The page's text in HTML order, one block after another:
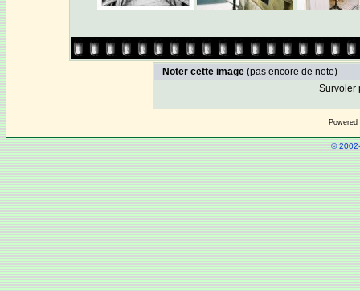
Noter cette image (pas encore de note)
Survoler
©